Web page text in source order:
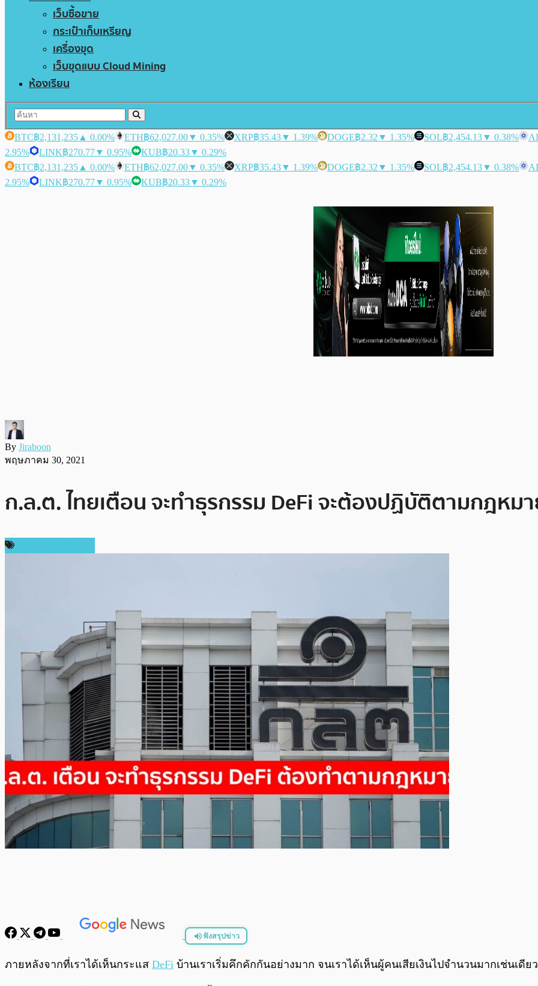
เว็บซื้อขาย
กระเป๋าเก็บเหรียญ
เครื่องขุด
เว็บขุดแบบ Cloud Mining
ห้องเรียน
BTC฿2,131,235 ▲ 0.00% ETH฿62,027.00▼ 0.35% XRP฿35.43▼ 1.39% DOGE฿2.32 ▼ 1.35% SOL฿2,454.13▼ 0.38%
2.95%
LINK฿270.77▼ 0.95% KUB฿20.33▼ 0.29%
BTC฿2,131,235 ▲ 0.00% ETH฿62,027.00▼ 0.35% XRP฿35.43▼ 1.39% DOGE฿2.32 ▼ 1.35% SOL฿2,454.13▼ 0.38%
2.95%
LINK฿270.77▼ 0.95% KUB฿20.33▼ 0.29%
By Jiraboon
พฤษภาคม 30, 2021
ก.ล.ต. ไทยเตือน จะทำธุรกรรม DeFi จะต้องปฏิบัติตามกฎหม
ฟังสรุปข่าว
พร้อมเล่น
ภายหลังจากที่เราได้เห็นกระแส DeFi บ้านเราเริ่มคึกคักกันอย่างมาก จนเราได้เห็นผู้คนเสียเงินไปจำนวนมากเช่นเ